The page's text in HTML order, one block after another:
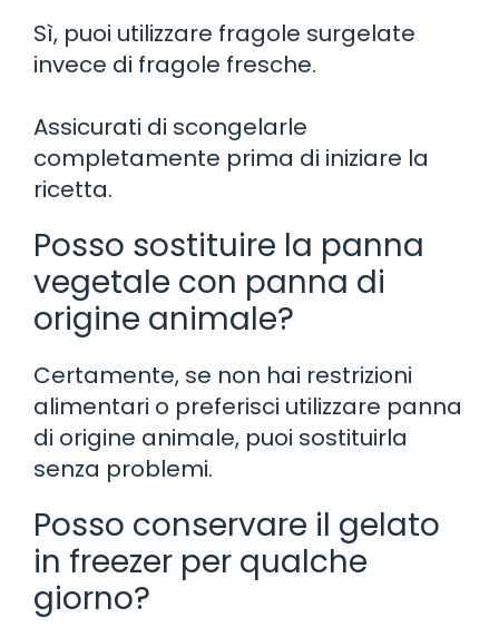
Sì, puoi utilizzare fragole surgelate
invece di fragole fresche.
Assicurati di scongelarle
completamente prima di iniziare la
ricetta.
Posso sostituire la panna
vegetale con panna di
origine animale?
Certamente, se non hai restrizioni
alimentari o preferisci utilizzare panna
di origine animale, puoi sostituirla
senza problemi.
Posso conservare il gelato
in freezer per qualche
giorno?